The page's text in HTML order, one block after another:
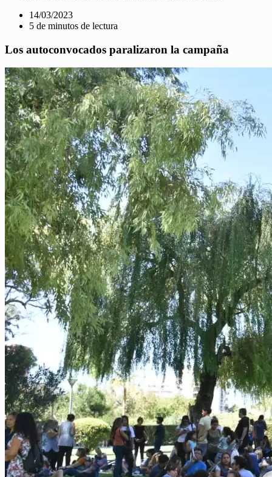
14/03/2023
5 de minutos de lectura
Los autoconvocados paralizaron la campaña